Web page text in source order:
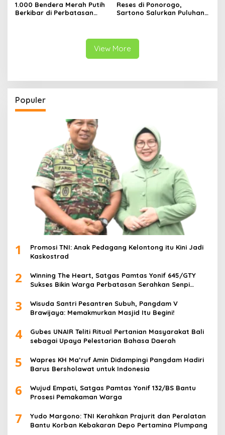
1.000 Bendera Merah Putih
Berkibar di Perbatasan
Reses di Ponorogo,
Sartono Salurkan Puluhan
View More
Populer
1
Promosi TNI: Anak Pedagang Kelontong itu Kini Jadi
Kaskostrad
2
Winning The Heart, Satgas Pamtas Yonif 645/GTY
Sukses Bikin Warga Perbatasan Serahkan Senpi
3
Wisuda Santri Pesantren Subuh, Pangdam V
Brawijaya: Memakmurkan Masjid Itu Begini!
4
Gubes UNAIR Teliti Ritual Pertanian Masyarakat Bali
sebagai Upaya Pelestarian Bahasa Daerah
5
Wapres KH Ma’ruf Amin Didampingi Pangdam Hadiri
Barus Bersholawat untuk Indonesia
6
Wujud Empati, Satgas Pamtas Yonif 132/BS Bantu
Prosesi Pemakaman Warga
7
Yudo Margono: TNI Kerahkan Prajurit dan Peralatan
Bantu Korban Kebakaran Depo Pertamina Plumpang